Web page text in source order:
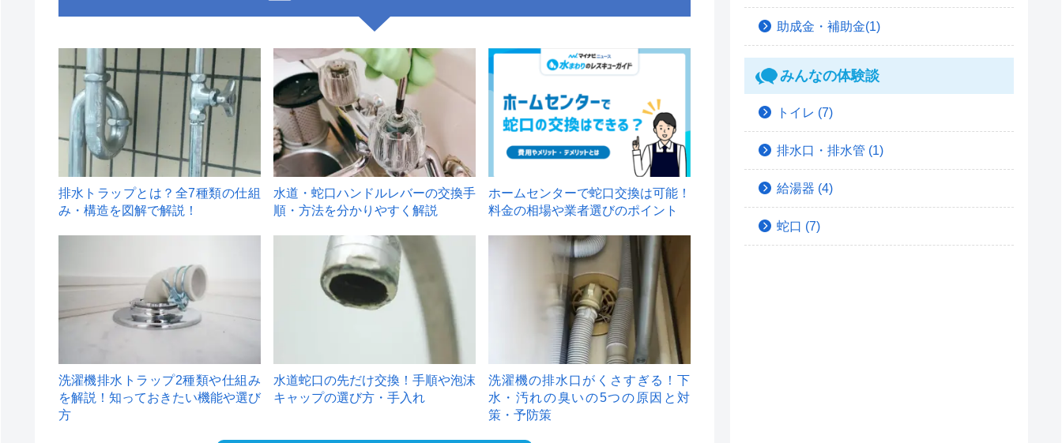
1
排水トラップとは？全7種類の仕組
み・構造を図解で解説！
2
水道・蛇口ハンドルレバーの交換手
順・方法を分かりやすく解説
ホームセンターで蛇口交換は可能！
料金の相場や業者選びのポイント
洗濯機排水トラップ2種類や仕組み
を解説！知っておきたい機能や選び
方
水道蛇口の先だけ交換！手順や泡沫
キャップの選び方・手入れ
洗濯機の排水口がくさすぎる！下
水・汚れの臭いの5つの原因と対
策・予防策
助成金・補助金(1)
みんなの体験談
トイレ (7)
排水口・排水管 (1)
給湯器 (4)
蛇口 (7)